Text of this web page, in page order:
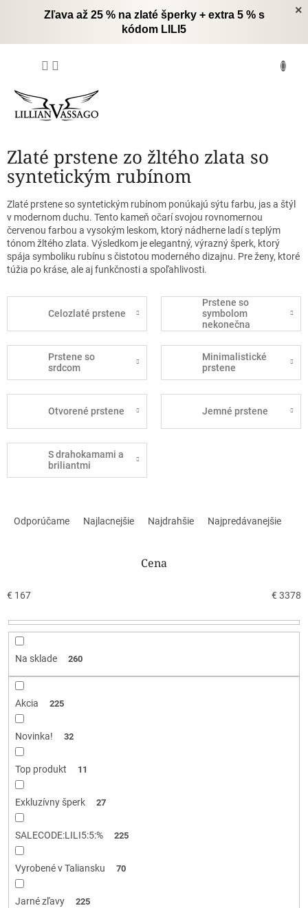
×
Zľava až 25 % na zlaté šperky + extra 5 % s
kódom LILI5
Zlaté prstene zo žltého zlata so
syntetickým rubínom
Zlaté prstene so syntetickým rubínom ponúkajú sýtu farbu, jas a štýl
v modernom duchu. Tento kameň očarí svojou rovnomernou
červenou farbou a vysokým leskom, ktorý nádherne ladí s teplým
tónom žltého zlata. Výsledkom je elegantný, výrazný šperk, ktorý
spája symboliku rubínu s čistotou moderného dizajnu. Pre ženy, ktoré
túžia po kráse, ale aj funkčnosti a spoľahlivosti.
Celozlaté prstene
Prstene so
symbolom
nekonečna
Prstene so
srdcom
Minimalistické
prstene
Otvorené prstene Jemné prstene
S drahokamami a
briliantmi
e
r
Odporúčame Najlacnejšie Najdrahšie Najpredávanejšie
Cena
€ 167 € 3378
Na sklade 260
Akcia 225
Novinka! 32
Top produkt 11
Exkluzívny šperk 27
SALECODE:LILI5:5:% 225
Vyrobené v Taliansku 70
Jarné zľavy 225